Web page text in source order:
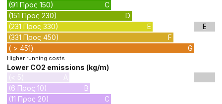
(91 Προς 150)
C
(151 Προς 230)
D
(231 Προς 330)
E
(331 Προς 450)
F
( > 451)
G
E
Higher running costs
Lower CO2 emissions (kg/m)
(< 5)
A
(6 Προς 10)
B
(11 Προς 20)
C